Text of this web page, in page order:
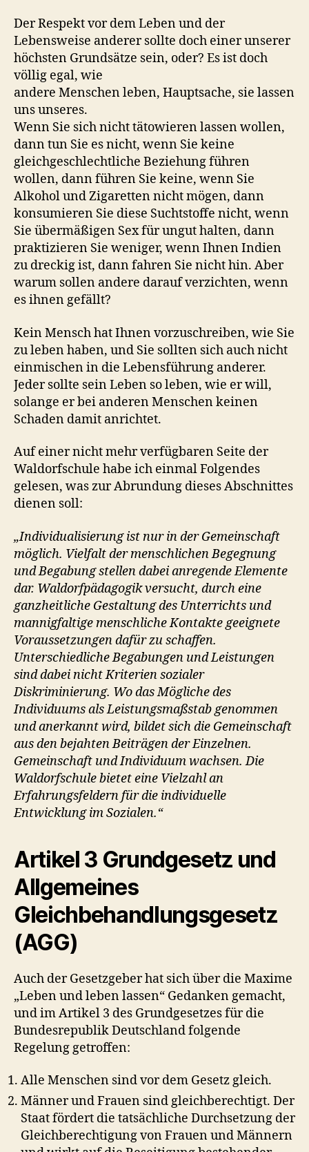
Der Respekt vor dem Leben und der
Lebensweise anderer sollte doch einer unserer
höchsten Grundsätze sein, oder? Es ist doch
völlig egal, wie
andere Menschen leben, Hauptsache, sie lassen
uns unseres.
Wenn Sie sich nicht tätowieren lassen wollen,
dann tun Sie es nicht, wenn Sie keine
gleichgeschlechtliche Beziehung führen
wollen, dann führen Sie keine, wenn Sie
Alkohol und Zigaretten nicht mögen, dann
konsumieren Sie diese Suchtstoffe nicht, wenn
Sie übermäßigen Sex für ungut halten, dann
praktizieren Sie weniger, wenn Ihnen Indien
zu dreckig ist, dann fahren Sie nicht hin. Aber
warum sollen andere darauf verzichten, wenn
es ihnen gefällt?
Kein Mensch hat Ihnen vorzuschreiben, wie Sie
zu leben haben, und Sie sollten sich auch nicht
einmischen in die Lebensführung anderer.
Jeder sollte sein Leben so leben, wie er will,
solange er bei anderen Menschen keinen
Schaden damit anrichtet.
Auf einer nicht mehr verfügbaren Seite der
Waldorfschule habe ich einmal Folgendes
gelesen, was zur Abrundung dieses Abschnittes
dienen soll:
„Individualisierung ist nur in der Gemeinschaft
möglich. Vielfalt der menschlichen Begegnung
und Begabung stellen dabei anregende Elemente
dar. Waldorfpädagogik versucht, durch eine
ganzheitliche Gestaltung des Unterrichts und
mannigfaltige menschliche Kontakte geeignete
Voraussetzungen dafür zu schaffen.
Unterschiedliche Begabungen und Leistungen
sind dabei nicht Kriterien sozialer
Diskriminierung. Wo das Mögliche des
Individuums als Leistungsmaßstab genommen
und anerkannt wird, bildet sich die Gemeinschaft
aus den bejahten Beiträgen der Einzelnen.
Gemeinschaft und Individuum wachsen. Die
Waldorfschule bietet eine Vielzahl an
Erfahrungsfeldern für die individuelle
Entwicklung im Sozialen.“
Artikel 3 Grundgesetz und
Allgemeines
Gleichbehandlungsgesetz
(AGG)
Auch der Gesetzgeber hat sich über die Maxime
„Leben und leben lassen“ Gedanken gemacht,
und im Artikel 3 des Grundgesetzes für die
Bundesrepublik Deutschland folgende
Regelung getroffen:
Alle Menschen sind vor dem Gesetz gleich.
Männer und Frauen sind gleichberechtigt. Der
Staat fördert die tatsächliche Durchsetzung der
Gleichberechtigung von Frauen und Männern